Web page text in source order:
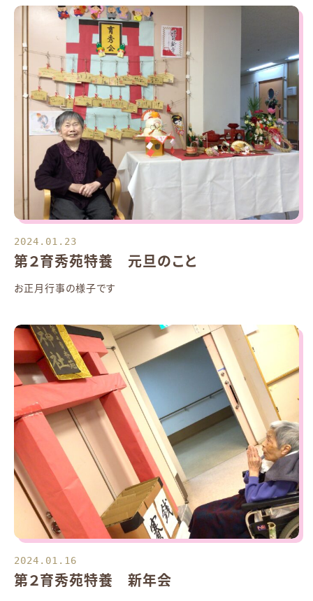
2024.01.23
第２育秀苑特養 元旦のこと
お正月行事の様子です
2024.01.16
第２育秀苑特養 新年会